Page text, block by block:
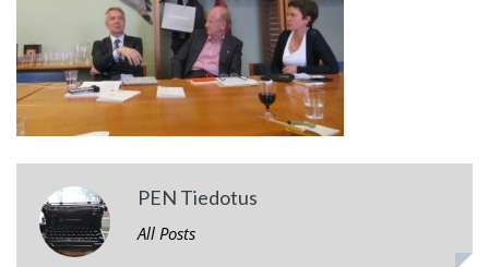
PEN Tiedotus
All Posts